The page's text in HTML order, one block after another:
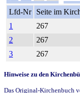
Lfd-Nr
Seite im
1
267
2
267
3
267
Hinweise zu den
Das Original-Kirchenbuch